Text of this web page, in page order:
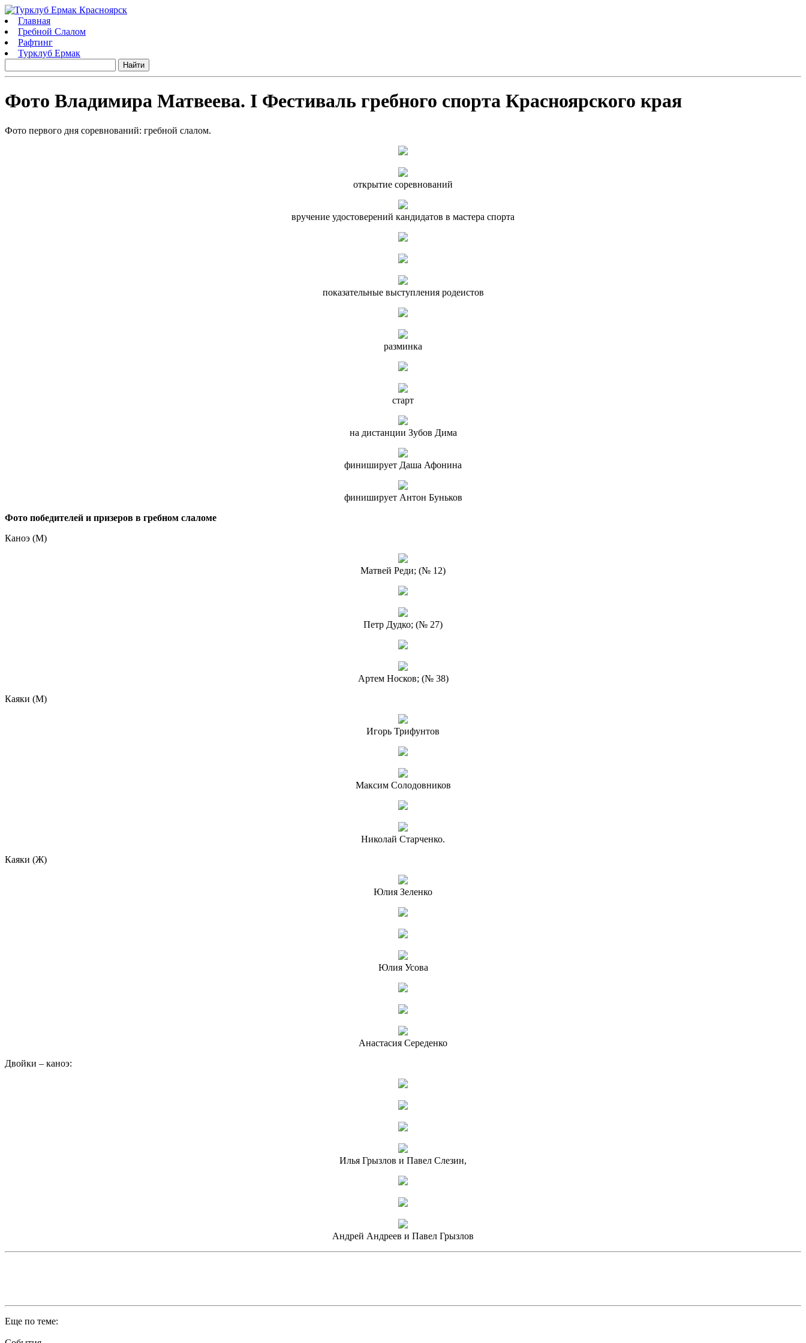
Главная
Гребной Слалом
Рафтинг
Турклуб Ермак
Фото Владимира Матвеева. I Фестиваль гребного спорта Красноярского края
Фото первого дня соревнований: гребной слалом.
открытие соревнований
вручение удостоверений кандидатов в мастера спорта
показательные выступления родеистов
разминка
старт
на дистанции Зубов Дима
финиширует Даша Афонина
финиширует Антон Буньков
Фото победителей и призеров в гребном слаломе
Каноэ (М)
Матвей Реди; (№ 12)
Петр Дудко; (№ 27)
Артем Носков; (№ 38)
Каяки (М)
Игорь Трифунтов
Максим Солодовников
Николай Старченко.
Каяки (Ж)
Юлия Зеленко
Юлия Усова
Анастасия Середенко
Двойки – каноэ:
Илья Грызлов и Павел Слезин,
Андрей Андреев и Павел Грызлов
Еще по теме: